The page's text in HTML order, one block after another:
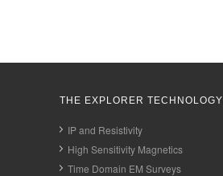
THE EXPLORER TECHNOLOGY
IP and Resistivity
High Sensitivity Magnetics
Time Domain EM Surveys